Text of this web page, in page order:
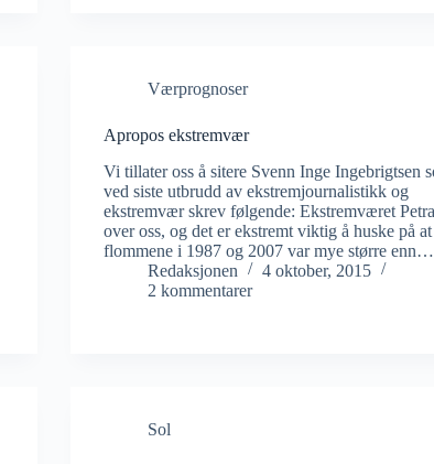
Værprognoser
Apropos ekstremvær
Vi tillater oss å sitere Svenn Inge Ingebrigtsen
ved siste utbrudd av ekstremjournalistikk og
ekstremvær skrev følgende: Ekstremværet
over oss, og det er ekstremt viktig å huske på at
flommene i 1987 og 2007 var mye større enn…
Redaksjonen
4 oktober, 2015
2 kommentarer
Sol